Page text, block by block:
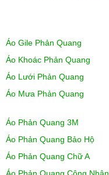
Áo Gile Phản Quang
Áo Khoác Phản Quang
Áo Lưới Phản Quang
Áo Mưa Phản Quang
Áo Phản Quang 3M
Áo Phản Quang Bảo Hộ
Áo Phản Quang Chữ A